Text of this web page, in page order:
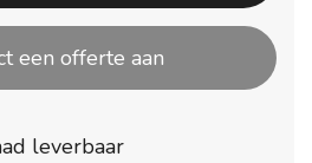
een offerte aan
leverbaar